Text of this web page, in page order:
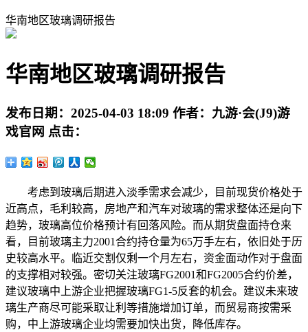
华南地区玻璃调研报告
华南地区玻璃调研报告
发布日期： 2025-04-03 18:09 作者： 九游·会(J9)游
戏官网 点击：
考虑到玻璃后期进入淡季需求会减少，目前现货价格处于
近高点，毛利较高，房地产和汽车对玻璃的需求整体还是向下
趋势，玻璃高位价格预计有回落风险。而从期货盘面持仓来
看，目前玻璃主力2001合约持仓量为65万手左右，依旧处于历
史较高水平。临近交割仅剩一个月左右，资金面动作对于盘面
的支撑相对较强。密切关注玻璃FG2001和FG2005合约价差，
建议玻璃中上游企业把握玻璃FG1-5反套的机会。建议未来玻
璃生产商尽可能采取让利等措施增加订单，而贸易商按需采
购，中上游玻璃企业均需要加快出货，降低库存。